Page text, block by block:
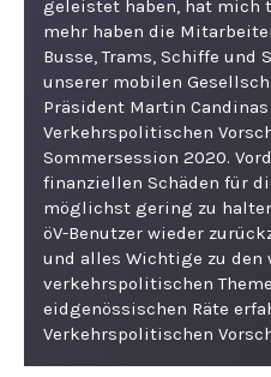
geleistet haben, hat mich
mehr haben die
Busse, Trams, Schiffe und
unserer mobilen
Präsident Martin
Verkehrspolitischen
Sommersession 2020.
finanziellen Schäden für
möglichst gering zu
öV-Benutzer wieder
und alles Wichtige zu den
verkehrspolitischen
eidgenössischen Räte
Verkehrspolitischen